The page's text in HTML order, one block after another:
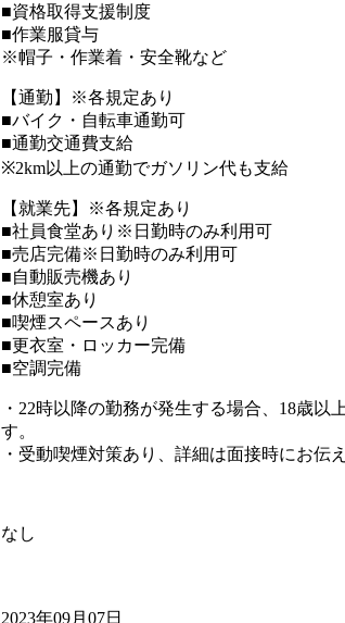
■資格取得支援制度
■作業服貸与
※帽子・作業着・安全靴など
【通勤】※各規定あり
■バイク・自転車通勤可
■通勤交通費支給
※2km以上の通勤でガソリン代も支給
【就業先】※各規定あり
■社員食堂あり※日勤時のみ利用可
■売店完備※日勤時のみ利用可
■自動販売機あり
■休憩室あり
■喫煙スペースあり
■更衣室・ロッカー完備
■空調完備
・22時以降の勤務が発生する場合、18歳以
す。
・受動喫煙対策あり、詳細は面接時にお伝
なし
2023年09月07日